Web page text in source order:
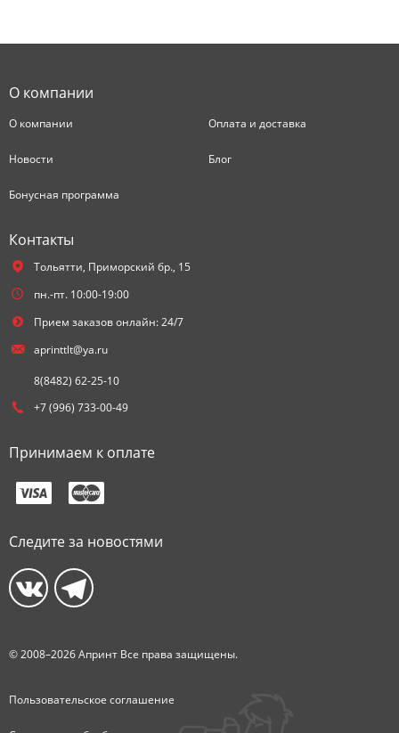
О компании
О компании Оплата и доставка
Новости Блог
Бонусная программа
Контакты
Тольятти, Приморский бр., 15
пн.-пт. 10:00-19:00
Прием заказов онлайн: 24/7
aprinttlt@ya.ru
8(8482) 62-25-10
+7 (996) 733-00-49
Принимаем к оплате
Следите за новостями
© 2008–2026 Апринт Все права защищены.
Пользовательское соглашение